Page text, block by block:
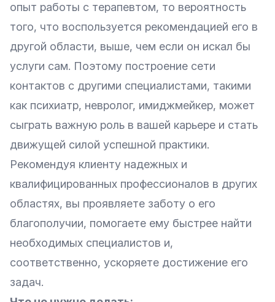
опыт работы с терапевтом, то вероятность
того, что воспользуется рекомендацией его в
другой области, выше, чем если он искал бы
услуги сам. Поэтому построение сети
контактов с другими специалистами, такими
как психиатр, невролог, имиджмейкер, может
сыграть важную роль в вашей карьере и стать
движущей силой успешной практики.
Рекомендуя клиенту надежных и
квалифицированных профессионалов в других
областях, вы проявляете заботу о его
благополучии, помогаете ему быстрее найти
необходимых специалистов и,
соответственно, ускоряете достижение его
задач.